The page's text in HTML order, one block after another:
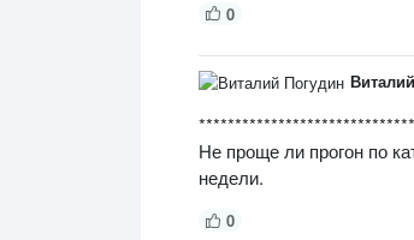
0
Не проще ли прогон по
недели.
0